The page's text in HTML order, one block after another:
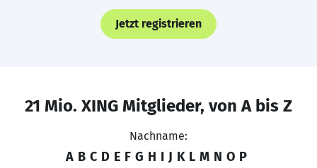
Jetzt registrieren
21 Mio. XING Mitglieder, von A bis Z
Nachname:
A B C D E F G H I J K L M N O P